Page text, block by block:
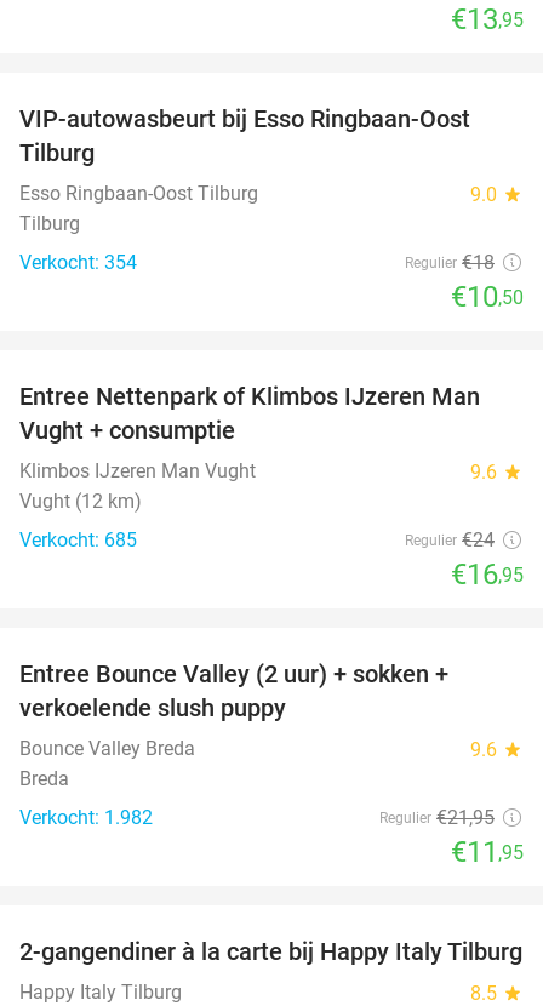
€13,95
42%
VIP-autowasbeurt bij Esso Ringbaan-Oost
Tilburg
Esso Ringbaan-Oost Tilburg 9.0 star
Tilburg
Verkocht: 354
Regulier €18
€10,50
29%
Entree Nettenpark of Klimbos IJzeren Man
Vught + consumptie
Klimbos IJzeren Man Vught 9.6 star
Vught (12 km)
Verkocht: 685
Regulier €24
€16,95
Entree Bounce Valley (2 uur) + sokken +
verkoelende slush puppy
Bounce Valley Breda 9.6 star
Breda
Verkocht: 1.982
Regulier €21,95
€11 ,95
35%
2-gangendiner à la carte bij Happy Italy Tilburg
Happy Italy Tilburg 8.5 star